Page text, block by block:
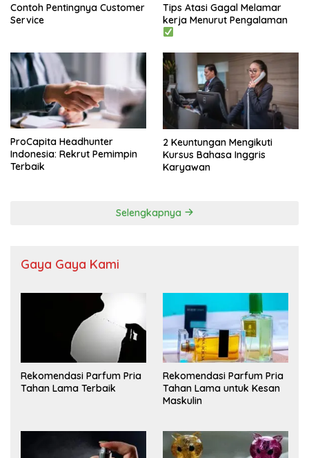
Contoh Pentingnya Customer
Service
Tips Atasi Gagal Melamar
kerja Menurut Pengalaman
ProCapita Headhunter
Indonesia: Rekrut Pemimpin
Terbaik
2 Keuntungan Mengikuti
Kursus Bahasa Inggris
Karyawan
Selengkapnya
Gaya Gaya Kami
Rekomendasi Parfum Pria
Tahan Lama Terbaik
Rekomendasi Parfum Pria
Tahan Lama untuk Kesan
Maskulin